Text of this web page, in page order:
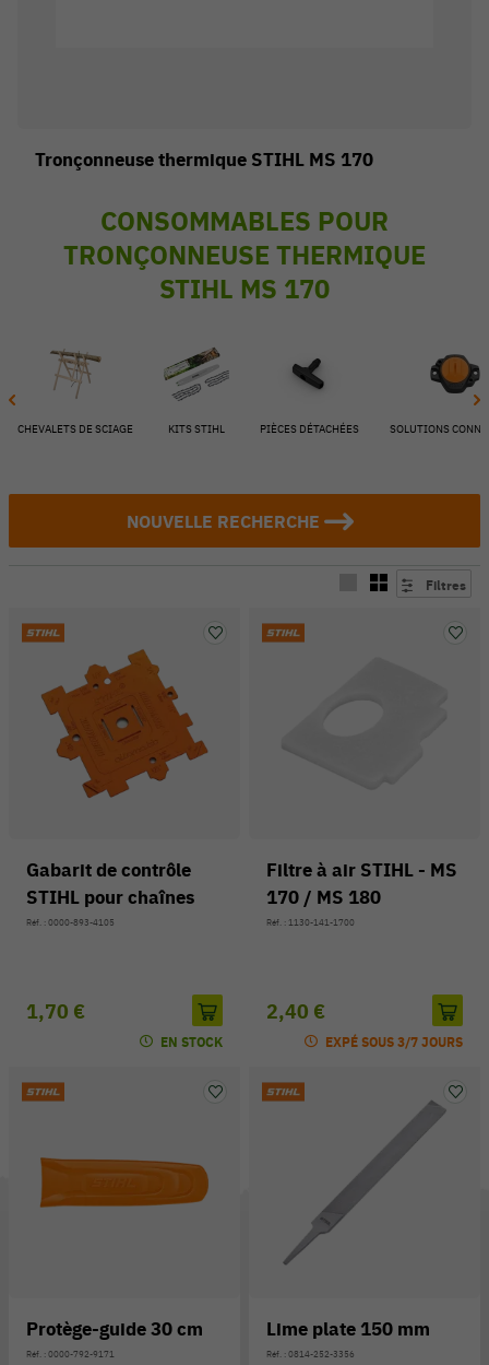
Tronçonneuse thermique STIHL MS 170
CONSOMMABLES POUR
TRONÇONNEUSE THERMIQUE
STIHL MS 170
CHEVALETS DE SCIAGE KITS STIHL PIÈCES DÉTACHÉES SOLUTIONS
NOUVELLE RECHERCHE
Filtres
Gabarit de contrôle
STIHL pour chaînes
Réf. : 0000-893-4105
1,70 €
EN STOCK
Filtre à air STIHL - MS
170 / MS 180
Réf. : 1130-141-1700
2,40 €
EXPÉ SOUS 3/7 JOURS
Protège-guide 30 cm
Réf. : 0000-792-9171
Lime plate 150 mm
Réf. : 0814-252-3356